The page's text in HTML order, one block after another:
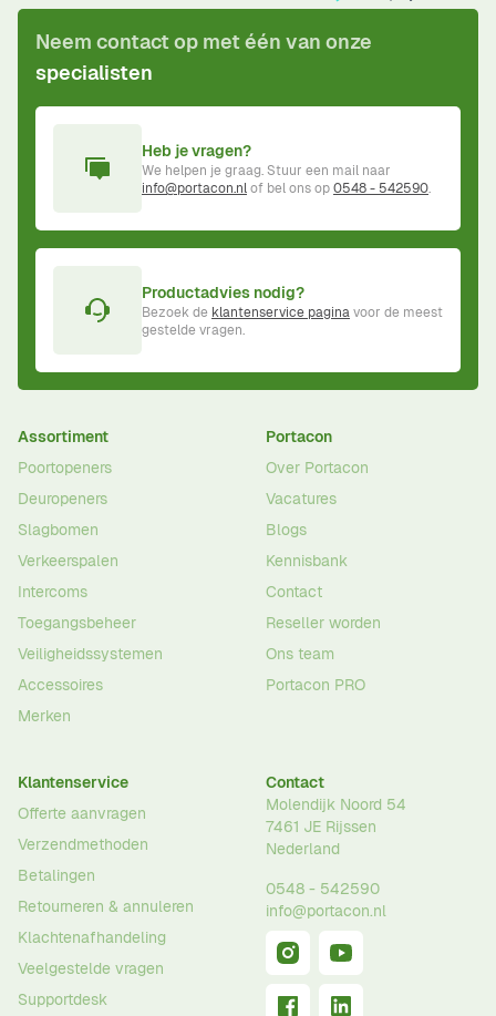
Neem contact op met één van onze
specialisten
Heb je vragen?
We helpen je graag. Stuur een mail naar
info@portacon.nlof bel ons op0548 - 542590.
Productadvies nodig?
Bezoek de klantenservice paginavoor de meest
gestelde vragen.
Assortiment
Poortopeners
Deuropeners
Slagbomen
Verkeerspalen
Intercoms
Toegangsbeheer
Veiligheidssystemen
Accessoires
Merken
Portacon
Over Portacon
Vacatures
Blogs
Kennisbank
Contact
Reseller worden
Ons team
Portacon PRO
Klantenservice
Offerte aanvragen
Verzendmethoden
Betalingen
Retourneren & annuleren
Klachtenafhandeling
Veelgestelde vragen
Supportdesk
Contact
Molendijk Noord 54
7461 JE Rijssen
Nederland
0548 - 542590
info@portacon.nl